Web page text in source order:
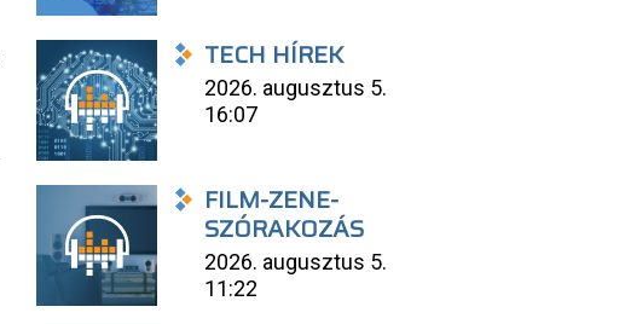
TECH HÍREK
2026. augusztus 5.
16:07
FILM-ZENE-
SZÓRAKOZÁS
2026. augusztus 5.
11:22